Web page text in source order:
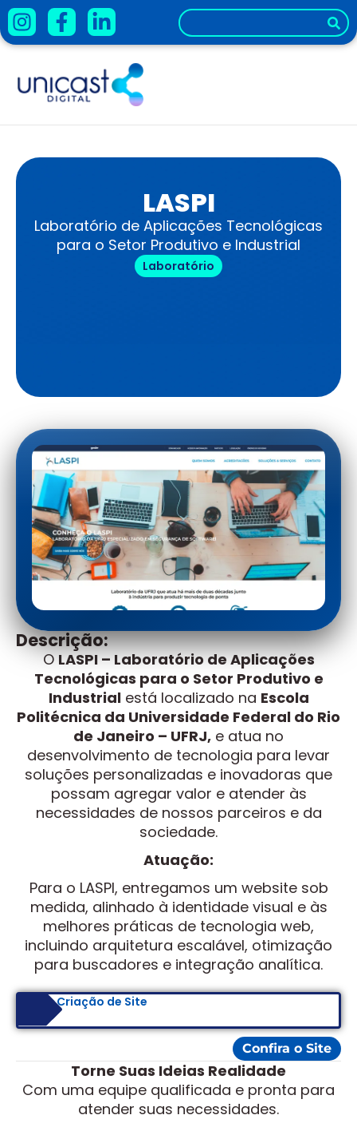
LASPI
Laboratório de Aplicações Tecnológicas
para o Setor Produtivo e Industrial
Laboratório
Descrição:
OLASPI – Laboratório de Aplicações
Tecnológicas para o Setor Produtivo e
Industrialestá localizado na Escola
Politécnica da Universidade Federal do Rio
de Janeiro – UFRJ, e atua no
desenvolvimento de tecnologia para levar
soluções personalizadas e inovadoras que
possam agregar valor e atender às
necessidades de nossos parceiros e da
sociedade.
Atuação:
Para o LASPI, entregamos um website sob
medida, alinhado à identidade visual e às
melhores práticas de tecnologia web,
incluindo arquitetura escalável, otimização
para buscadores e integração analítica.
Criação de Site
Confira o Site
Torne Suas Ideias Realidade
Com uma equipe qualificada e pronta para
atender suas necessidades.